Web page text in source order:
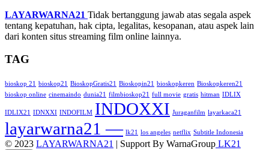
LAYARWARNA21 Tidak bertanggung jawab atas segala aspek
tentang kepatuhan, hak cipta, legalitas, kesopanan, atau aspek lain
dari konten situs streaming film online lainnya.
TAG
bioskop 21 bioskop21 BioskopGratis21 Bioskopin21 bioskopkeren Bioskopkeren21
bioskop online cinemaindo dunia21 filmbioskop21 full movie gratis hitman IDLIX
IDLIX21 IDNXXI INDOFILM INDOXXI Juraganfilm layarkaca21
layarwarna21 — lk21 los angeles netflix Subtitle Indonesia
© 2023 LAYARWARNA21 | Support By WarnaGroup LK21